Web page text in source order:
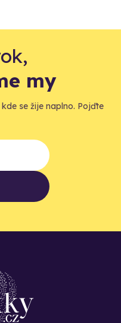
my
se žije naplno. Pojďte